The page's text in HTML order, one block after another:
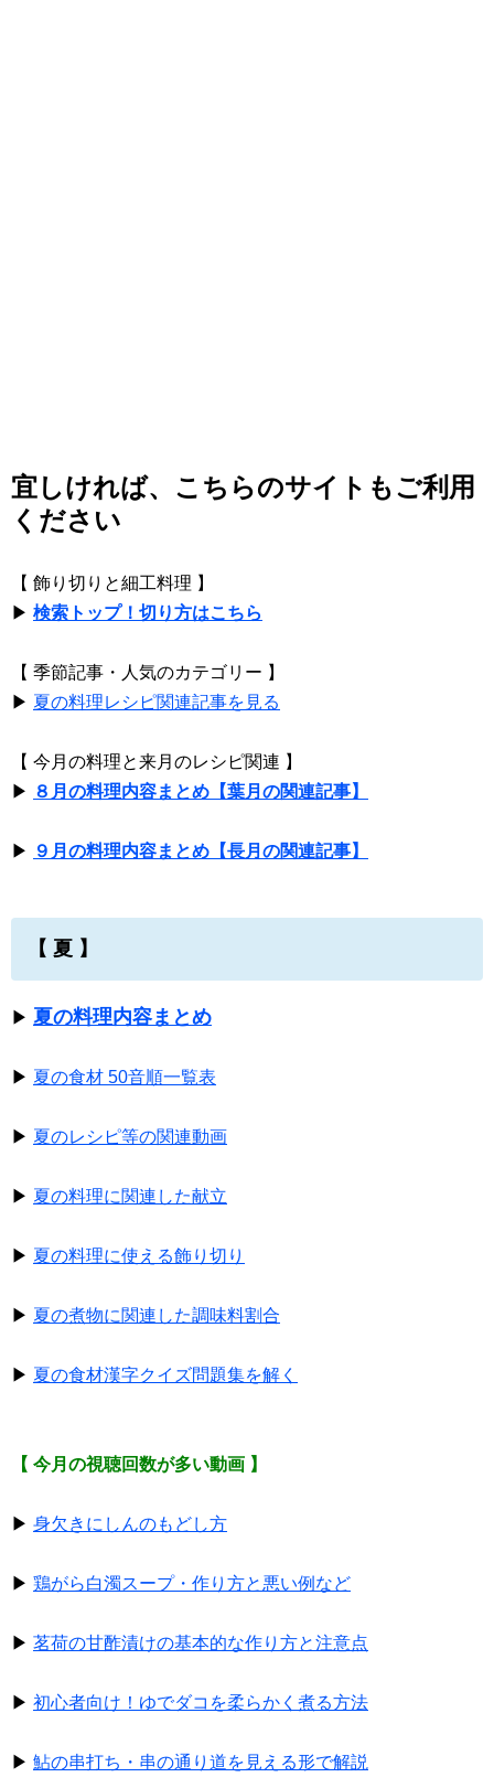
宜しければ、こちらのサイトもご利用
ください
【 飾り切りと細工料理 】
▶ 検索トップ！切り方はこちら
【 季節記事・人気のカテゴリー 】
▶ 夏の料理レシピ関連記事を見る
【 今月の料理と来月のレシピ関連 】
▶ ８月の料理内容まとめ【葉月の関連記事】
▶ ９月の料理内容まとめ【長月の関連記事】
【 夏 】
▶ 夏の料理内容まとめ
▶ 夏の食材 50音順一覧表
▶ 夏のレシピ等の関連動画
▶ 夏の料理に関連した献立
▶ 夏の料理に使える飾り切り
▶ 夏の煮物に関連した調味料割合
▶ 夏の食材漢字クイズ問題集を解く
【 今月の視聴回数が多い動画 】
▶ 身欠きにしんのもどし方
▶ 鶏がら白濁スープ・作り方と悪い例など
▶ 茗荷の甘酢漬けの基本的な作り方と注意点
▶ 初心者向け！ゆでダコを柔らかく煮る方法
▶ 鮎の串打ち・串の通り道を見える形で解説